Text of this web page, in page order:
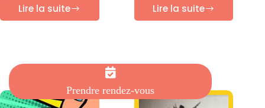
Lire la suite
Traumatisme
Lire la suite
adultes
surdoués
Prendre rendez-vous